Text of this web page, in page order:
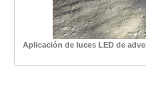
Aplicación de luces LED de